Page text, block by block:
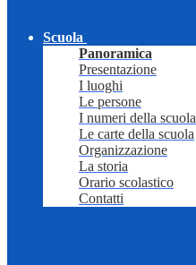
Scuola
Panoramica
Presentazione
I luoghi
Le persone
I numeri della scuola
Le carte della scuola
Organizzazione
La storia
Orario scolastico
Contatti